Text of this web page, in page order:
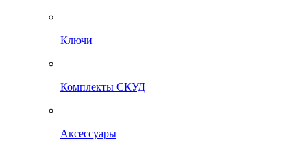
Ключи
Комплекты СКУД
Аксессуары